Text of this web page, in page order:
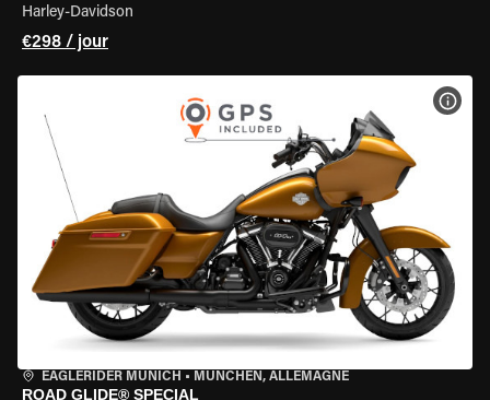
Harley-Davidson
€298 / jour
EAGLERIDER MUNICH • MÜNCHEN, ALLEMAGNE
ROAD GLIDE® SPECIAL